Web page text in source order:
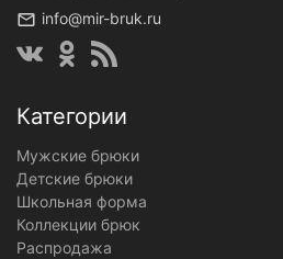
info@mir-bruk.ru
Категории
Мужские брюки
Детские брюки
Школьная форма
Коллекции брюк
Распродажа